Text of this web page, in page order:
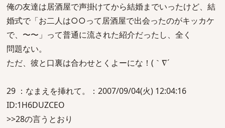
俺の友達は居酒屋で声掛けてから結婚までいったけど、結
婚式で「お二人は○○って居酒屋で出会ったのがキッカケ
で、〜〜」って普通に流された紹介だったし、全く
問題ない。
ただ、彼と口裏は合わせとくよーにな！(｀∇´ゞ
29 ：なまえを挿れて。：2007/09/04(火) 12:04:16
ID:1H6DUZCEO
>>28の言うとおり